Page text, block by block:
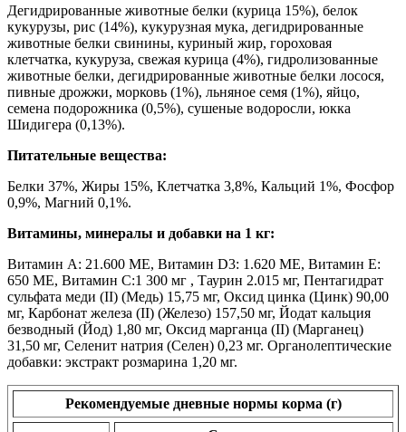
Дегидрированные животные белки (курица 15%), белок
кукурузы, рис (14%), кукурузная мука, дегидрированные
животные белки свинины, куриный жир, гороховая
клетчатка, кукуруза, свежая курица (4%), гидролизованные
животные белки, дегидрированные животные белки лосося,
пивные дрожжи, морковь (1%), льняное семя (1%), яйцо,
семена подорожника (0,5%), сушеные водоросли, юкка
Шидигера (0,13%).
Питательные вещества:
Белки 37%, Жиры 15%, Клетчатка 3,8%, Кальций 1%, Фосфор
0,9%, Магний 0,1%.
Витамины, минералы и добавки на 1 кг:
Витамин A: 21.600 ME, Витамин D3: 1.620 ME, Витамин E:
650 ME, Витамин C:1 300 мг , Таурин 2.015 мг, Пентагидрат
сульфата меди (II) (Медь) 15,75 мг, Оксид цинка (Цинк) 90,00
мг, Карбонат железа (II) (Железо) 157,50 мг, Йодат кальция
безводный (Йод) 1,80 мг, Оксид марганца (II) (Марганец)
31,50 мг, Селенит натрия (Селен) 0,23 мг. Органолептические
добавки: экстракт розмарина 1,20 мг.
Рекомендуемые дневные нормы корма (г)